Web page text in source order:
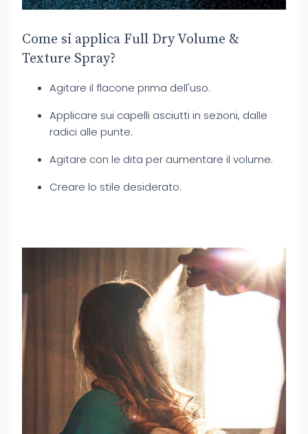
Come si applica Full Dry Volume &
Texture Spray?
Agitare il flacone prima dell'uso.
Applicare sui capelli asciutti in sezioni, dalle
radici alle punte.
Agitare con le dita per aumentare il volume.
Creare lo stile desiderato.